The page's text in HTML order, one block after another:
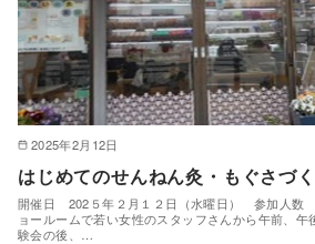
2025年2月12日
はじめてのせんねん灸・もぐさづ
開催日 202５年２月１２日（水曜日） 参加人数
ョールームで若い女性のスタッフさんから午前、
験会の後、…